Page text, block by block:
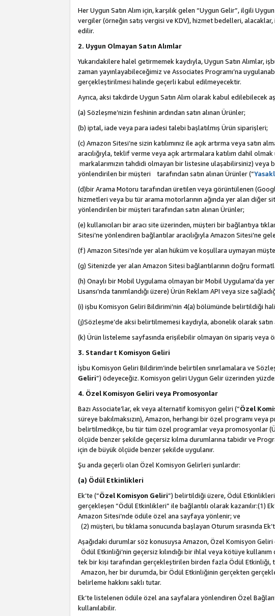
Her Uygun Satın Alım için, karşılık gelen “Uygun Gelir”, ilgili
vergiler (örneğin satış vergisi ve KDV), hizmet bedelleri,
edilir.
2. Uygun Olmayan Satın Alımlar
Yukarıdakilere halel getirmemek kaydıyla, Uygun Satın Alımlar,
zaman yayınlayabileceğimiz ve Associates Programı’na
gerçekleştirilmesi halinde geçerli kabul edilmeyecektir.
Ayrıca, aksi takdirde Uygun Satın Alım olarak kabul edilebilecek
(a) Sözleşme’nizin feshinin ardından satın alınan Ürünler;
(b) iptal, iade veya para iadesi talebi başlatılmış Ürün siparişleri;
(c) Amazon Sitesi’ne sizin katılımınız ile açık artırma veya
aracılığıyla, teklif verme veya açık artırmalara katılım dahil
markalarımızın tahdidi olmayan bir listesine ulaşabilirsiniz) veya
yönlendirilen bir müşteri tarafından satın alınan Ürünler (“
(d)bir Arama Motoru tarafından üretilen veya görüntülenen
hizmetleri veya bu tür arama motorlarının ağında yer alan diğer
yönlendirilen bir müşteri tarafından satın alınan Ürünler;
(e) kullanıcıları bir aracı site üzerinden, müşteri bir bağlantıya
Sitesi’ne yönlendiren bağlantılar aracılığıyla Amazon Sitesi’ne
(f) Amazon Sitesi’nde yer alan hüküm ve koşullara uymayan
(g) Sitenizde yer alan Amazon Sitesi bağlantılarının doğru
(h) Onaylı bir Mobil Uygulama olmayan bir Mobil Uygulama’da
Lisansı’nda tanımlandığı üzere) Ürün Reklam API veya size
(i) işbu Komisyon Geliri Bildirimi’nin 4(a) bölümünde belirtildiği
(j)Sözleşme’de aksi belirtilmemesi kaydıyla, abonelik olarak satın
(k) Ürün listeleme sayfasında erişilebilir olmayan ön sipariş veya
3. Standart Komisyon Geliri
İşbu Komisyon Geliri Bildirim’inde belirtilen sınırlamalara ve
Geliri”) ödeyeceğiz. Komisyon geliri Uygun Gelir üzerinden
4. Özel Komisyon Geliri veya Promosyonlar
Bazı Associate’lar, ek veya alternatif komisyon geliri (“Özel
süreye bakılmaksızın), Amazon, herhangi bir özel programı veya
belirtilmedikçe, bu tür tüm özel programlar veya promosyonlar
ölçüde benzer şekilde geçersiz kılma durumlarına tabidir ve
için de büyük ölçüde benzer şekilde uygulanır.
Şu anda geçerli olan Özel Komisyon Gelirleri şunlardır:
(a) Ödül Etkinlikleri
Ek’te (“Özel Komisyon Geliri”) belirtildiği üzere, Ödül Etkinlikleri
gerçekleşen “Ödül Etkinlikleri” ile bağlantılı olarak kazanılır:(1)
Amazon Sitesi’nde ödüle özel ana sayfaya yönlenir; ve
(2) müşteri, bu tıklama sonucunda başlayan Oturum sırasında
Aşağıdaki durumlar söz konusuysa Amazon, Özel Komisyon
Ödül Etkinliği’nin geçersiz kılındığı bir ihlal veya kötüye
tek bir kişi tarafından gerçekleştirilen birden fazla Ödül Etkinliği,
Amazon, her bir durumda, bir Ödül Etkinliğinin gerçekten
belirleme hakkını saklı tutar.
Ek’te listelenen ödüle özel ana sayfalara yönlendiren Özel
kullanılabilir.